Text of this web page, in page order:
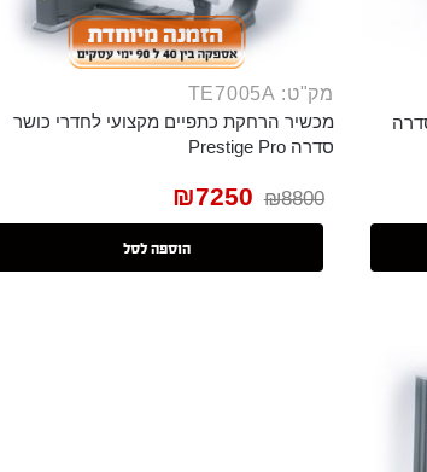
מק"ט: TE7005A
מכשיר הרחקת כתפיים מקצועי לחדרי כושר
סדרה Prestige Pro
₪8800
₪7250
הוספה לסל